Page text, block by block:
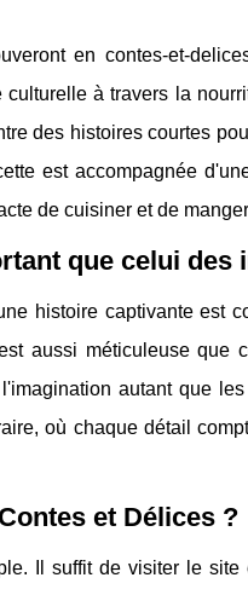
en contes-et-
à travers la
des histoires courtes
est accompagnée
de cuisiner et de
que celui des
histoire captivante est
aussi méticuleuse que
autant que
où chaque détail
et Délices ?
Il suffit de visiter le